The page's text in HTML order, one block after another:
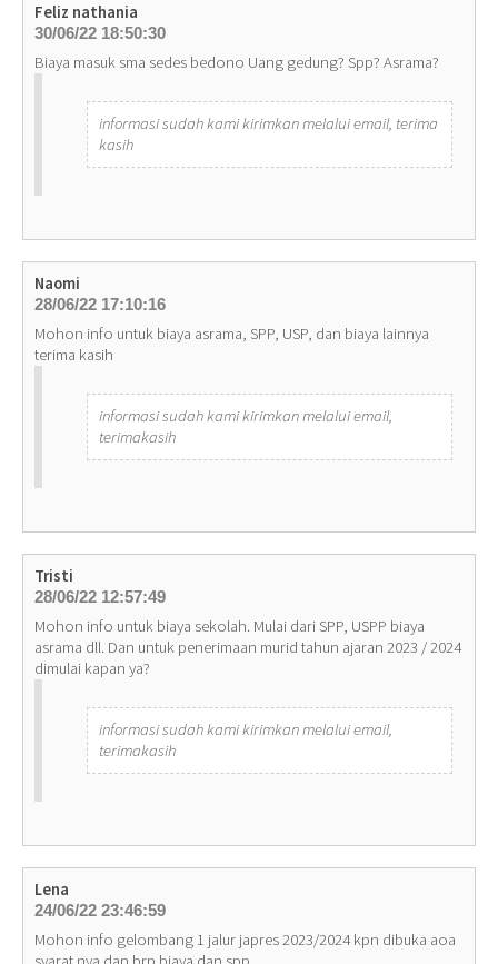
Feliz nathania
30/06/22 18:50:30
Biaya masuk sma sedes bedono Uang gedung? Spp? Asrama?
informasi sudah kami kirimkan melalui email, terima
kasih
Naomi
28/06/22 17:10:16
Mohon info untuk biaya asrama, SPP, USP, dan biaya lainnya
terima kasih
informasi sudah kami kirimkan melalui email,
terimakasih
Tristi
28/06/22 12:57:49
Mohon info untuk biaya sekolah. Mulai dari SPP, USPP biaya
asrama dll. Dan untuk penerimaan murid tahun ajaran 2023 / 2024
dimulai kapan ya?
informasi sudah kami kirimkan melalui email,
terimakasih
Lena
24/06/22 23:46:59
Mohon info gelombang 1 jalur japres 2023/2024 kpn dibuka aoa